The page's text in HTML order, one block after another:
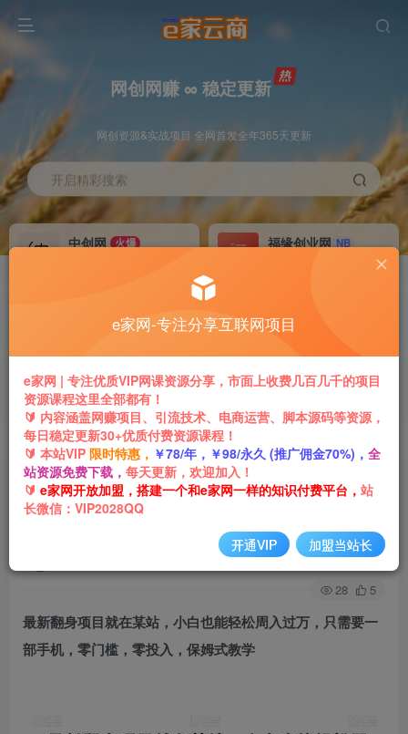
网创网赚 ∞ 稳定更新
网创资源&实战项目 全网首发全年365天更新
开启精彩搜索
中创网 火爆
福缘创业网 NB
永久VIP价值198元
免费下载全站资源
推广返利 70%
专属链接提现快
加盟本站 躺赚
首页 网创项目 引流推广 正文
最新翻身项目就在某站，小白也能轻松周入过万，
只需要一部手机，零门槛，零投入，保姆式教学
关注 私信
28 5
最新翻身项目就在某站，小白也能轻松周入过万，只需要一
部手机，零门槛，零投入，保姆式教学
e家网-专注分享互联网项目
e家网 | 专注优质VIP网课资源分享，市面上收费几百几千的项目
资源课程这里全部都有！
🔰 内容涵盖网赚项目、引流技术、电商运营、脚本源码等资源，
每日稳定更新30+优质付费资源课程！
🔰 本站VIP 限时特惠， ￥78/年，￥98/永久 (推广佣金70%)， 全
站资源免费下载， 每天更新，欢迎加入！
🔰 e家网开放加盟，搭建一个和e家网一样的知识付费平台， 站
长微信：VIP2028QQ
开通VIP 加盟当站长